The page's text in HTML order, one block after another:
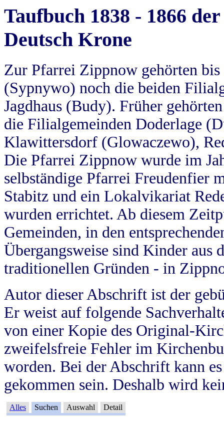
Taufbuch 1838 - 1866
Deutsch Krone
Zur Pfarrei Zippnow gehörten
(Sypnywo) noch die beiden
Jagdhaus (Budy). Früher
die Filialgemeinden Doderlage
Klawittersdorf (Glowaczewo),
Die Pfarrei Zippnow wurde im
selbständige Pfarrei Freudenfier
Stabitz und ein Lokalvikariat
wurden errichtet. Ab diesem
Gemeinden, in den
Übergangsweise sind Kinder aus
traditionellen Gründen - in
Autor dieser Abschrift ist der
Er weist auf folgende
von einer Kopie des Original-
zweifelsfreie Fehler im
worden. Bei der Abschrift kann
gekommen sein. Deshalb wird
Alles Suchen Auswahl Detail